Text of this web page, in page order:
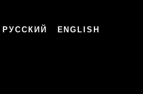
РУССКИЙ ENGLISH